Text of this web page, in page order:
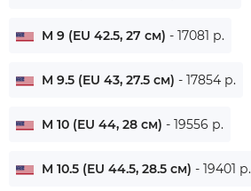
M 9 (EU 42.5, 27 см) - 17081 р.
M 9.5 (EU 43, 27.5 см) - 17854 р.
M 10 (EU 44, 28 см) - 19556 р.
M 10.5 (EU 44.5, 28.5 см) - 19401 р.